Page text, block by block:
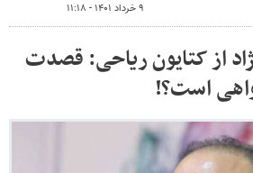
۹ خرداد ۱۴۰۱ - ۱۱:۱۸
از کتایون ریاحی: قصدت
است؟!